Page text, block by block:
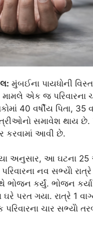
મુંબઈના પાયધોની
મામલે એક જ પરિવારના
40 વર્ષીય પિતા, 35
સમાવેશ થાય છે.
કરવામાં આવી છે.
અનુસાર, આ ઘટના 25
નવ સભ્યોે
ભોજન કર્યું. ભોજન
પરત ગયા. રાત્રે 1
પરિવારના ચાર સભ્યોે